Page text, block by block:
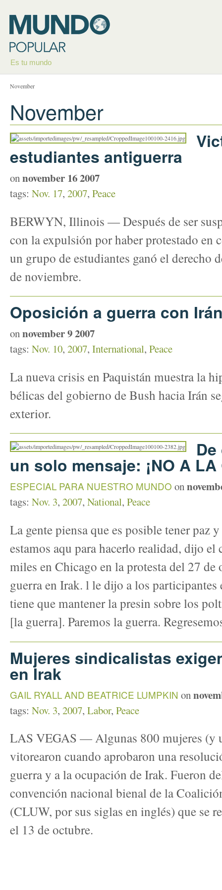
Es tu mundo
November
November
estudiantes antiguerra
onnovember 16 2007
tags: Nov. 17, 2007, Peace
BERWYN, Illinois — Después de ser
con la expulsión por haber protestado en
un grupo de estudiantes ganó el derecho
de noviembre.
Oposición a guerra con
onnovember 9 2007
tags: Nov. 10, 2007, International, Peace
La nueva crisis en Paquistán muestra la
bélicas del gobierno de Bush hacia Irán
exterior.
un solo mensaje: ¡NO A LA
ESPECIAL PARA NUESTRO MUNDO on
tags: Nov. 3, 2007, National, Peace
La gente piensa que es posible tener paz
estamos aqu para hacerlo realidad, dijo
miles en Chicago en la protesta del 27 de
guerra en Irak. l le dijo a los participantes
tiene que mantener la presin sobre los
[la guerra]. Paremos la guerra.
Mujeres sindicalistas
en Irak
GAIL RYALL AND BEATRICE LUMPKIN on
tags: Nov. 3, 2007, Labor, Peace
LAS VEGAS — Algunas 800 mujeres (y
vitorearon cuando aprobaron una
guerra y a la ocupación de Irak. Fueron
convención nacional bienal de la
(CLUW, por sus siglas en inglés) que se
el 13 de octubre.